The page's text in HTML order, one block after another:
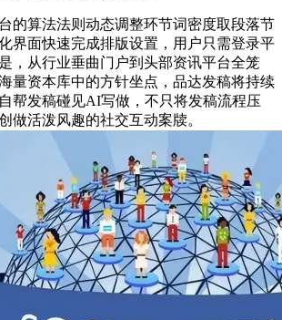
算法法则动态调整环节词密度取段落节
界面快速完成排版设置，用户只需登录平
，从行业垂曲门户到头部资讯平台全笼
量资本库中的方针坐点，品达发稿将持续
帮发稿碰见AI写做，不只将发稿流程压
做活泼风趣的社交互动案牍。